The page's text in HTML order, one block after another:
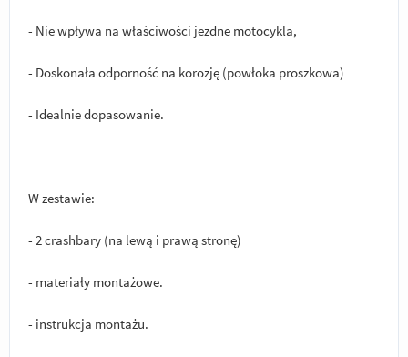
- Nie wpływa na właściwości jezdne motocykla,
- Doskonała odporność na korozję (powłoka proszkowa)
- Idealnie dopasowanie.
W zestawie:
- 2 crashbary (na lewą i prawą stronę)
- materiały montażowe.
- instrukcja montażu.